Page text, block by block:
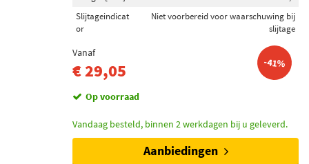
Slijtageindicat
or
Niet voorbereid voor waarschuwing bij
slijtage
Vanaf
€ 29,05 -41%
Op voorraad
Vandaag besteld, binnen 2 werkdagen bij u geleverd.
Aanbiedingen